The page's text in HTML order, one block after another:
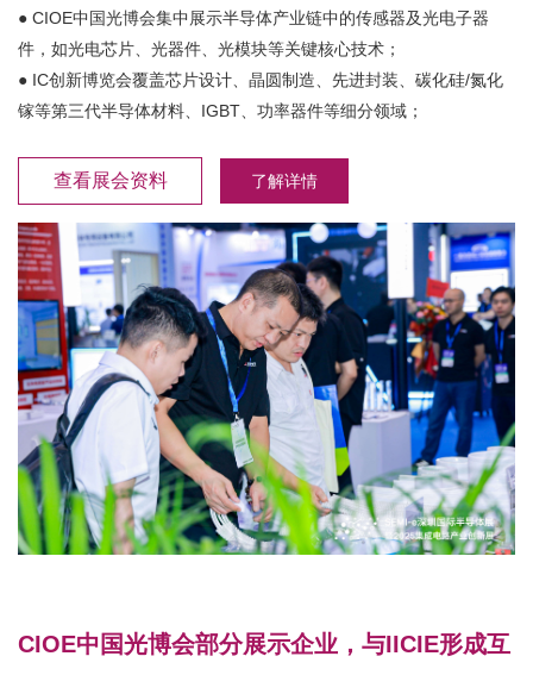
● CIOE中国光博会集中展示半导体产业链中的传感器及光电子器
件，如光电芯片、光器件、光模块等关键核心技术；
● IC创新博览会覆盖芯片设计、晶圆制造、先进封装、碳化硅/氮化
镓等第三代半导体材料、IGBT、功率器件等细分领域；
查看展会资料 了解详情
CIOE中国光博会部分展示企业，与IICIE形成互